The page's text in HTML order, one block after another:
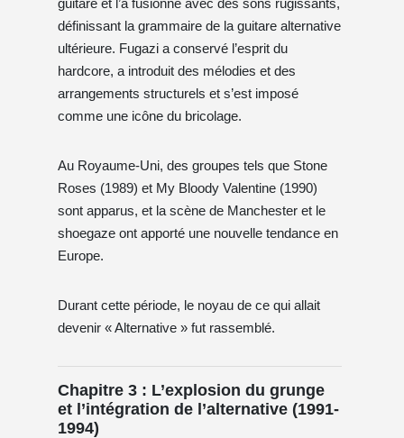
définissant la grammaire de la guitare alternative
ultérieure. Fugazi a conservé l’esprit du
hardcore, a introduit des mélodies et des
arrangements structurels et s’est imposé
comme une icône du bricolage.
Au Royaume-Uni, des groupes tels que Stone
Roses (1989) et My Bloody Valentine (1990)
sont apparus, et la scène de Manchester et le
shoegaze ont apporté une nouvelle tendance en
Europe.
Durant cette période, le noyau de ce qui allait
devenir « Alternative » fut rassemblé.
Chapitre 3 : L’explosion du grunge
et l’intégration de l’alternative (1991-
1994)